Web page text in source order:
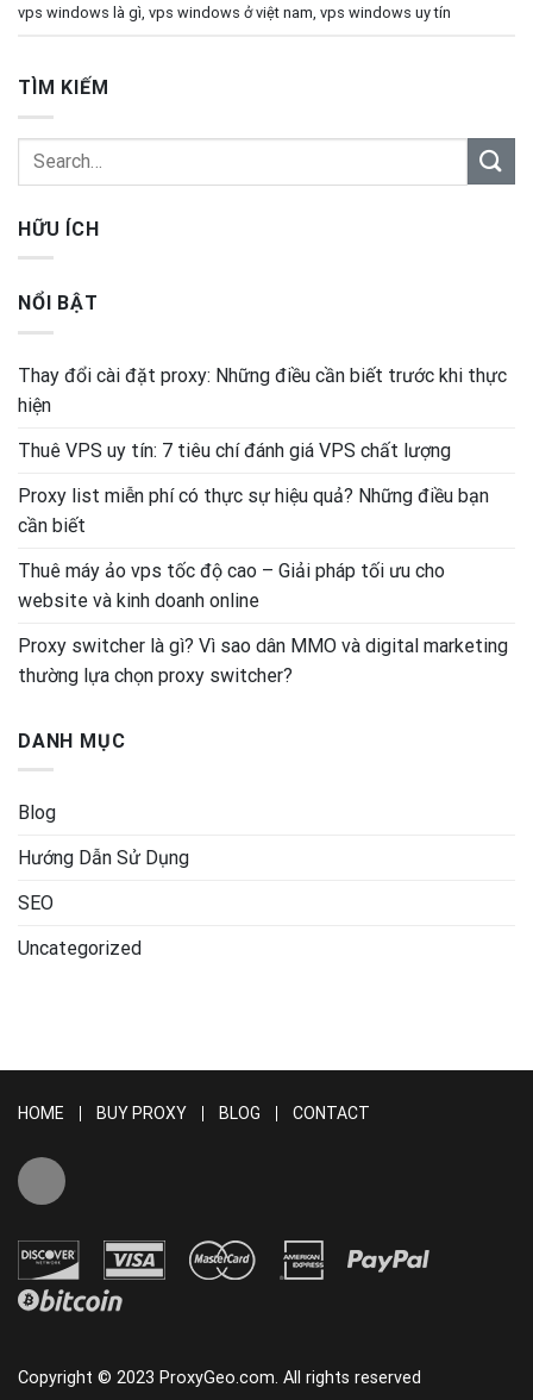
vps windows là gì, vps windows ở việt nam, vps windows uy tín
TÌM KIẾM
HỮU ÍCH
NỔI BẬT
Thay đổi cài đặt proxy: Những điều cần biết trước khi thực
hiện
Thuê VPS uy tín: 7 tiêu chí đánh giá VPS chất lượng
Proxy list miễn phí có thực sự hiệu quả? Những điều bạn
cần biết
Thuê máy ảo vps tốc độ cao – Giải pháp tối ưu cho
website và kinh doanh online
Proxy switcher là gì? Vì sao dân MMO và digital marketing
thường lựa chọn proxy switcher?
DANH MỤC
Blog
Hướng Dẫn Sử Dụng
SEO
Uncategorized
HOME BUY PROXY BLOG CONTACT
Copyright © 2023 ProxyGeo.com. All rights reserved